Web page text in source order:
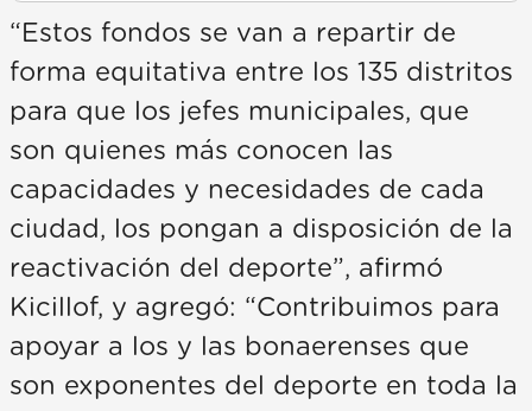
“Estos fondos se van a repartir de
forma equitativa entre los 135 distritos
para que los jefes municipales, que
son quienes más conocen las
capacidades y necesidades de cada
ciudad, los pongan a disposición de la
reactivación del deporte”, afirmó
Kicillof, y agregó: “Contribuimos para
apoyar a los y las bonaerenses que
son exponentes del deporte en toda la